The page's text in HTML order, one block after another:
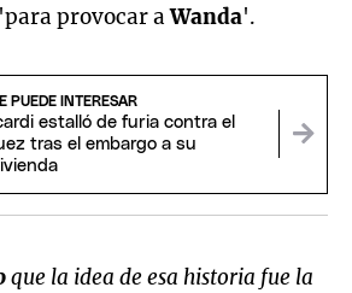
provocar aWanda'.
PUEDE INTERESAR
estalló de furia contra el
tras el embargo a su
que la idea de esa historia fue la